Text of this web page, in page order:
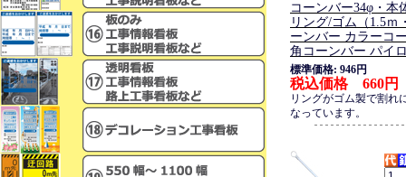
コーンバー34φ・本
リング/ゴム（1.5ｍ
ーンバー カラーコ
角コーンバー パイ
標準価格: 946円
税込価格 660円
リングがゴム製で割れ
なっています。